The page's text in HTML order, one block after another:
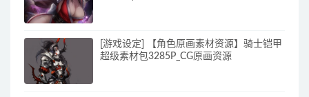
[游戏设定] 【角色原画素材资源】骑士铠甲
超级素材包3285P_CG原画资源